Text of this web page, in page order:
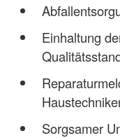
Einhaltung
Sorgsamer